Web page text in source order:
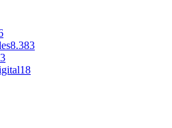
8.383
18